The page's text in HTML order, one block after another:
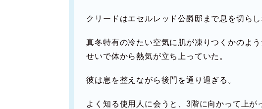
クリードはエセルレッド公爵邸まで息を切らし
真冬特有の冷たい空気に肌が凍りつくかのよ
せいで体から熱気が立ち上っていた。
彼は息を整えながら後門を通り過ぎる。
よく知る使用人に会うと、3階に向かって上が